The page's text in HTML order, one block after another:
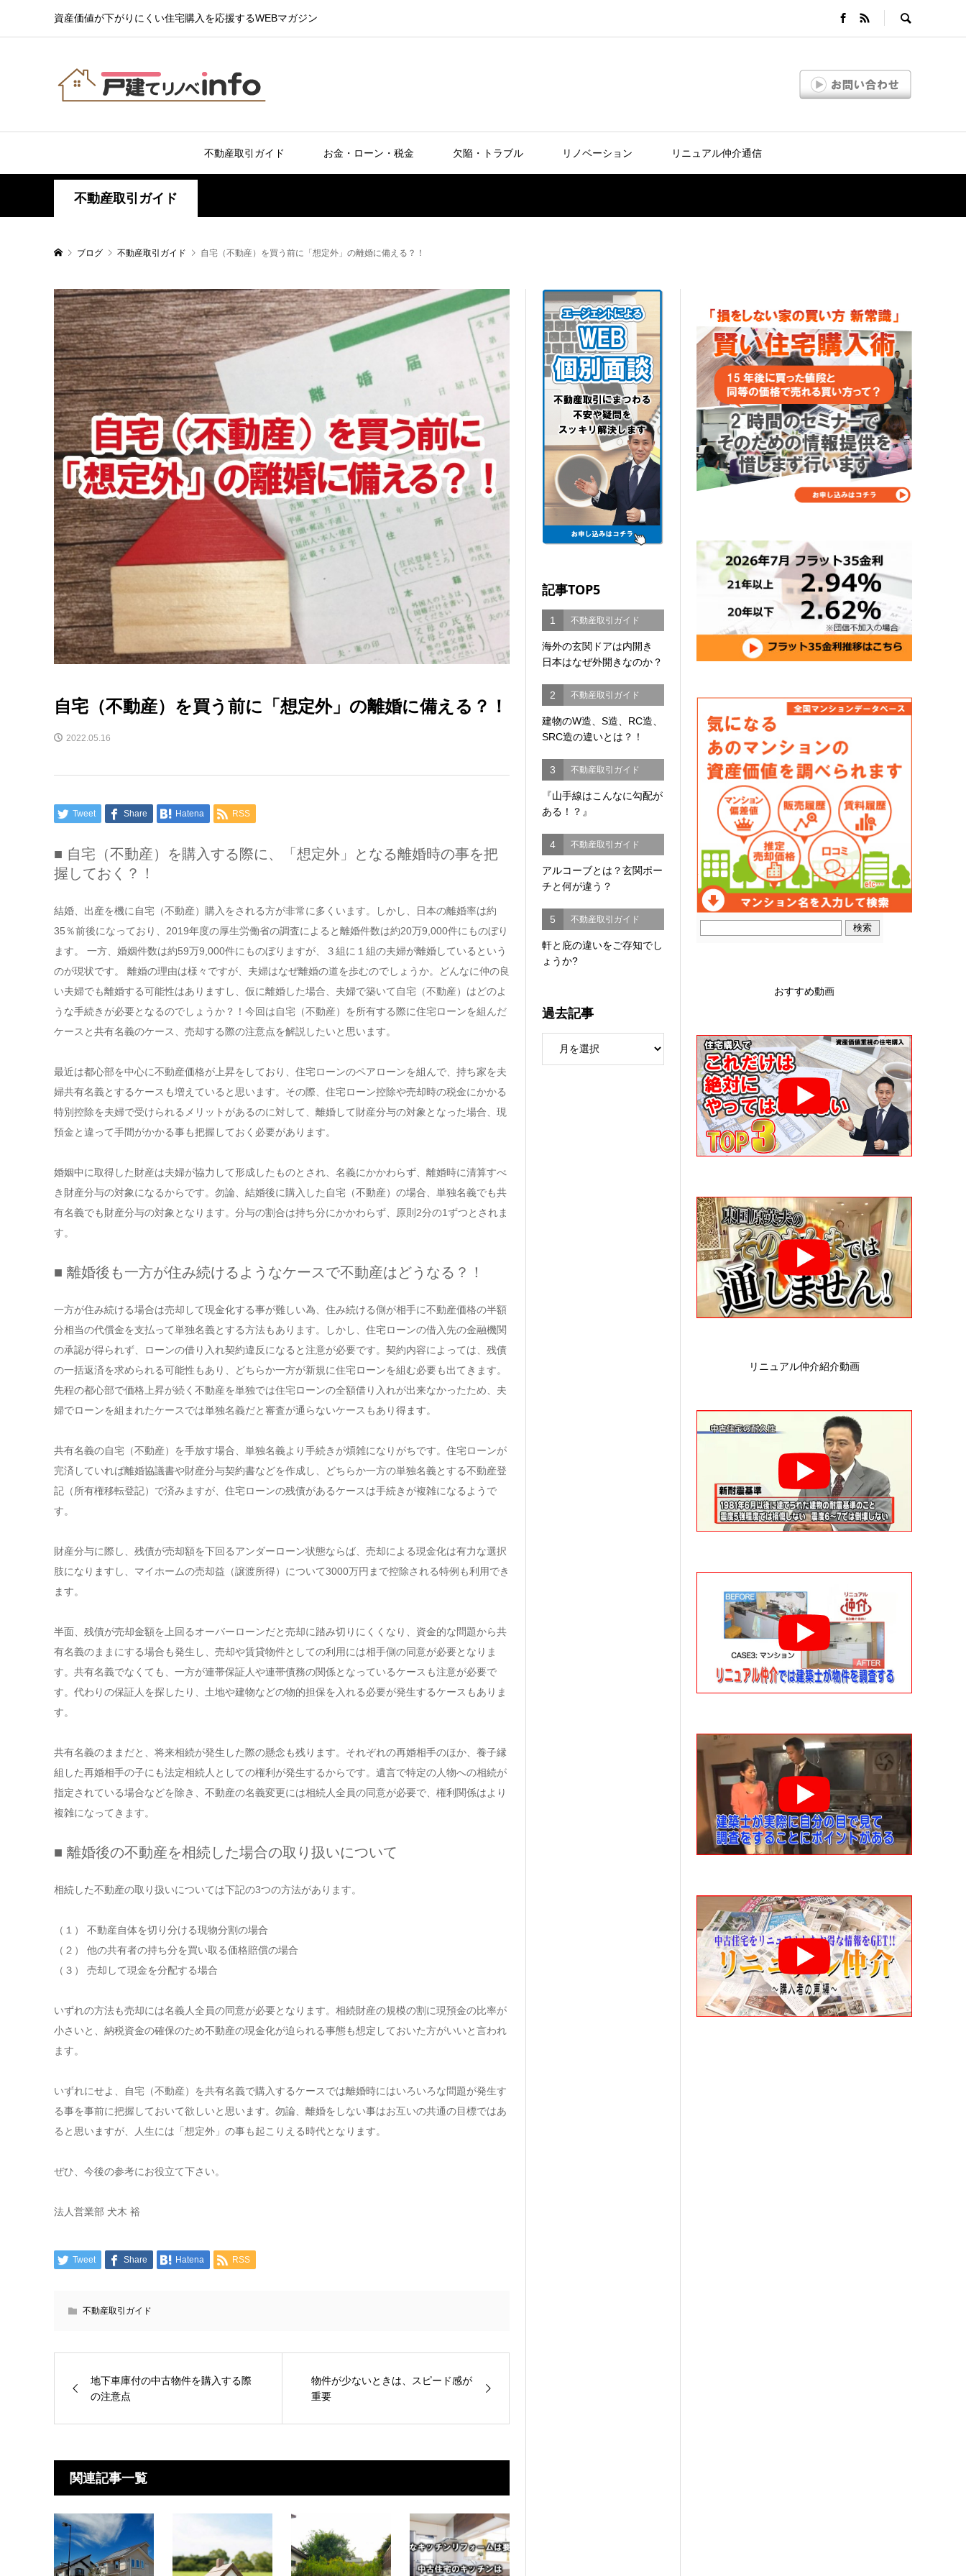
資産価値が下がりにくい住宅購入を応援するWEBマガジン
不動産取引ガイド お金・ローン・税金 欠陥・トラブル リノベーション リニュアル仲介通信
不動産取引ガイド
ブログ 不動産取引ガイド 自宅（不動産）を買う前に「想定外」の離婚に備える？！
自宅（不動産）を買う前に「想定外」の離婚に備える？！
2022.05.16
Tweet Share Hatena RSS
■ 自宅（不動産）を購入する際に、「想定外」となる離婚時の事を把
握しておく？！
結婚、出産を機に自宅（不動産）購入をされる方が非常に多くいます。しかし、日本の離婚率は約
35％前後になっており、2019年度の厚生労働省の調査によると離婚件数は約20万9,000件にものぼり
ます。 一方、婚姻件数は約59万9,000件にものぼりますが、３組に１組の夫婦が離婚しているという
のが現状です。 離婚の理由は様々ですが、夫婦はなぜ離婚の道を歩むのでしょうか。どんなに仲の良
い夫婦でも離婚する可能性はありますし、仮に離婚した場合、夫婦で築いて自宅（不動産）はどのよ
うな手続きが必要となるのでしょうか？！今回は自宅（不動産）を所有する際に住宅ローンを組んだ
ケースと共有名義のケース、売却する際の注意点を解説したいと思います。
最近は都心部を中心に不動産価格が上昇をしており、住宅ローンのペアローンを組んで、持ち家を夫
婦共有名義とするケースも増えていると思います。その際、住宅ローン控除や売却時の税金にかかる
特別控除を夫婦で受けられるメリットがあるのに対して、離婚して財産分与の対象となった場合、現
預金と違って手間がかかる事も把握しておく必要があります。
婚姻中に取得した財産は夫婦が協力して形成したものとされ、名義にかかわらず、離婚時に清算すべ
き財産分与の対象になるからです。勿論、結婚後に購入した自宅（不動産）の場合、単独名義でも共
有名義でも財産分与の対象となります。分与の割合は持ち分にかかわらず、原則2分の1ずつとされま
す。
■ 離婚後も一方が住み続けるようなケースで不動産はどうなる？！
一方が住み続ける場合は売却して現金化する事が難しい為、住み続ける側が相手に不動産価格の半額
分相当の代償金を支払って単独名義とする方法もあります。しかし、住宅ローンの借入先の金融機関
の承認が得られず、ローンの借り入れ契約違反になると注意が必要です。契約内容によっては、残債
の一括返済を求められる可能性もあり、どちらか一方が新規に住宅ローンを組む必要も出てきます。
先程の都心部で価格上昇が続く不動産を単独では住宅ローンの全額借り入れが出来なかったため、夫
婦でローンを組まれたケースでは単独名義だと審査が通らないケースもあり得ます。
共有名義の自宅（不動産）を手放す場合、単独名義より手続きが煩雑になりがちです。住宅ローンが
完済していれば離婚協議書や財産分与契約書などを作成し、どちらか一方の単独名義とする不動産登
記（所有権移転登記）で済みますが、住宅ローンの残債があるケースは手続きが複雑になるようで
す。
財産分与に際し、残債が売却額を下回るアンダーローン状態ならば、売却による現金化は有力な選択
肢になりますし、マイホームの売却益（譲渡所得）について3000万円まで控除される特例も利用でき
ます。
半面、残債が売却金額を上回るオーバーローンだと売却に踏み切りにくくなり、資金的な問題から共
有名義のままにする場合も発生し、売却や賃貸物件としての利用には相手側の同意が必要となりま
す。共有名義でなくても、一方が連帯保証人や連帯債務の関係となっているケースも注意が必要で
す。代わりの保証人を探したり、土地や建物などの物的担保を入れる必要が発生するケースもありま
す。
共有名義のままだと、将来相続が発生した際の懸念も残ります。それぞれの再婚相手のほか、養子縁
組した再婚相手の子にも法定相続人としての権利が発生するからです。遺言で特定の人物への相続が
指定されている場合などを除き、不動産の名義変更には相続人全員の同意が必要で、権利関係はより
複雑になってきます。
■ 離婚後の不動産を相続した場合の取り扱いについて
相続した不動産の取り扱いについては下記の3つの方法があります。
（１） 不動産自体を切り分ける現物分割の場合
（２） 他の共有者の持ち分を買い取る価格賠償の場合
（３） 売却して現金を分配する場合
いずれの方法も売却には名義人全員の同意が必要となります。相続財産の規模の割に現預金の比率が
小さいと、納税資金の確保のため不動産の現金化が迫られる事態も想定しておいた方がいいと言われ
ます。
いずれにせよ、自宅（不動産）を共有名義で購入するケースでは離婚時にはいろいろな問題が発生す
る事を事前に把握しておいて欲しいと思います。勿論、離婚をしない事はお互いの共通の目標ではあ
ると思いますが、人生には「想定外」の事も起こりえる時代となります。
ぜひ、今後の参考にお役立て下さい。
法人営業部 犬木 裕
Tweet Share Hatena RSS
不動産取引ガイド
地下車庫付の中古物件を購入する際
の注意点
物件が少ないときは、スピード感が
重要
関連記事一覧
記事TOP5
1 不動産取引ガイド
海外の玄関ドアは内開き
日本はなぜ外開きなのか？
2 不動産取引ガイド
建物のW造、S造、RC造、
SRC造の違いとは？！
3 不動産取引ガイド
『山手線はこんなに勾配が
ある！？』
4 不動産取引ガイド
アルコーブとは？玄関ポー
チと何が違う？
5 不動産取引ガイド
軒と庇の違いをご存知でし
ょうか?
過去記事
おすすめ動画
リニュアル仲介紹介動画